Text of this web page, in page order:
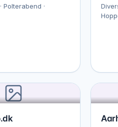
Polterabend ·